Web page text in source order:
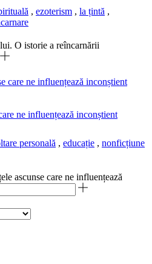
, ezoterism , la țintă ,
O istorie a reîncarnării
ne influențează inconștient
personală , educație , nonficțiune
ascunse care ne influențează